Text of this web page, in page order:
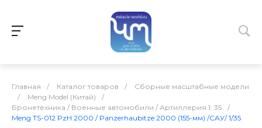
Главная / Каталог товаров /
Сборные масштабные модели
/
Meng Model (Китай)
/
Бронетехника / Военные автомобили / Артиллерия 1: 35
/
Meng TS-012 PzH 2000 / Panzerhaubitze 2000 (155-мм) /САУ/ 1/35